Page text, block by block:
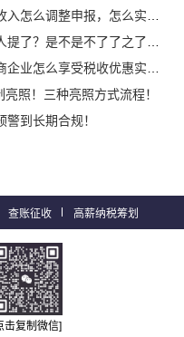
，怎么实现合规申报享受税收优惠！
？是不是不了了之了嘛？
享受税收优惠实现税务合规？
照！三种亮照方式流程！
到长期合规！
查账征收 高薪纳税筹划
击复制微信]